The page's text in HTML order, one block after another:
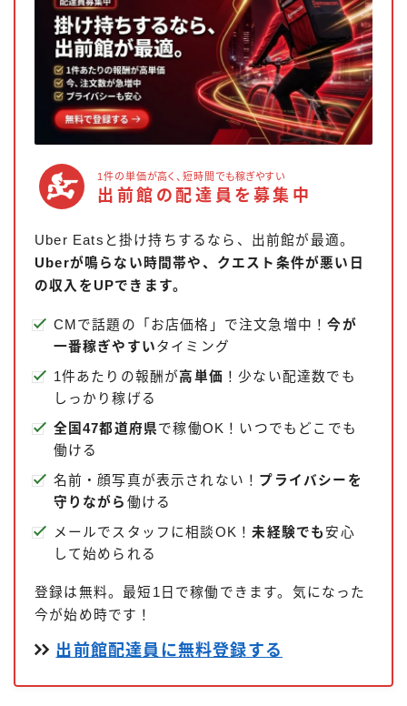
1件の単価が高く、短時間でも稼ぎやすい
出前館の配達員を募集中
Uber Eatsと掛け持ちするなら、出前館が最適。
Uberが鳴らない時間帯や、クエスト条件が悪い日
の収入をUPできます。
CMで話題の「お店価格」で注文急増中！今が
一番稼ぎやすいタイミング
1件あたりの報酬が高単価 ！少ない配達数でも
しっかり稼げる
全国47都道府県で稼働OK！いつでもどこでも
働ける
名前・顔写真が表示されない！ プライバシーを
守りながら 働ける
メールでスタッフに相談OK！未経験でも安心
して始められる
登録は無料。最短1日で稼働できます。気になった
今が始め時です！
出前館配達員に無料登録する